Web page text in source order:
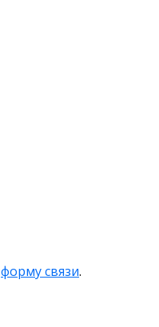
форму связи.